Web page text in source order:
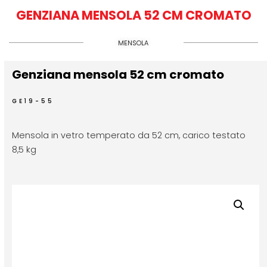
GENZIANA MENSOLA 52 CM CROMATO
MENSOLA
Genziana mensola 52 cm cromato
GE19-55
Mensola in vetro temperato da 52 cm, carico testato
8,5 kg